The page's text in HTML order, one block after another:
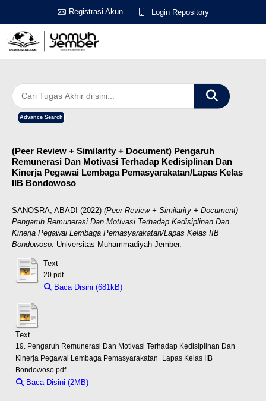
Registrasi Akun Login Repository
Advance Search
(Peer Review + Similarity + Document) Pengaruh
Remunerasi Dan Motivasi Terhadap Kedisiplinan Dan
Kinerja Pegawai Lembaga Pemasyarakatan/Lapas Kelas
IIB Bondowoso
SANOSRA, ABADI (2022) (Peer Review + Similarity + Document)
Pengaruh Remunerasi Dan Motivasi Terhadap Kedisiplinan Dan
Kinerja Pegawai Lembaga Pemasyarakatan/Lapas Kelas IIB
Bondowoso. Universitas Muhammadiyah Jember.
Text
20.pdf
Baca Disini (681kB)
Text
19. Pengaruh Remunerasi Dan Motivasi Terhadap Kedisiplinan Dan
Kinerja Pegawai Lembaga Pemasyarakatan_Lapas Kelas IIB
Bondowoso.pdf
Baca Disini (2MB)